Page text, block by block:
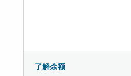
了解余额